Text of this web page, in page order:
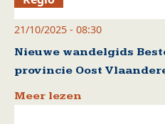
21/10/2025 - 08:30
Nieuwe wandelgids
provincie Oost
Meer lezen